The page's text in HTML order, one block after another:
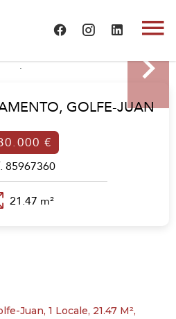
GOLFE-JUAN
€
21.47 m²
85967360
Juan, 1 Locale, 21.47 M²,